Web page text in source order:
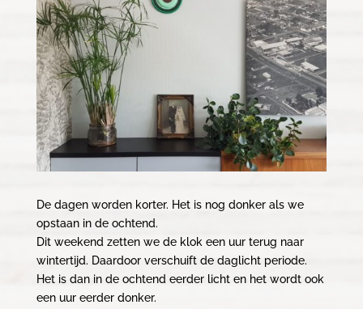
De dagen worden korter. Het is nog donker als we
opstaan in de ochtend.
Dit weekend zetten we de klok een uur terug naar
wintertijd. Daardoor verschuift de daglicht periode.
Het is dan in de ochtend eerder licht en het wordt ook
een uur eerder donker.